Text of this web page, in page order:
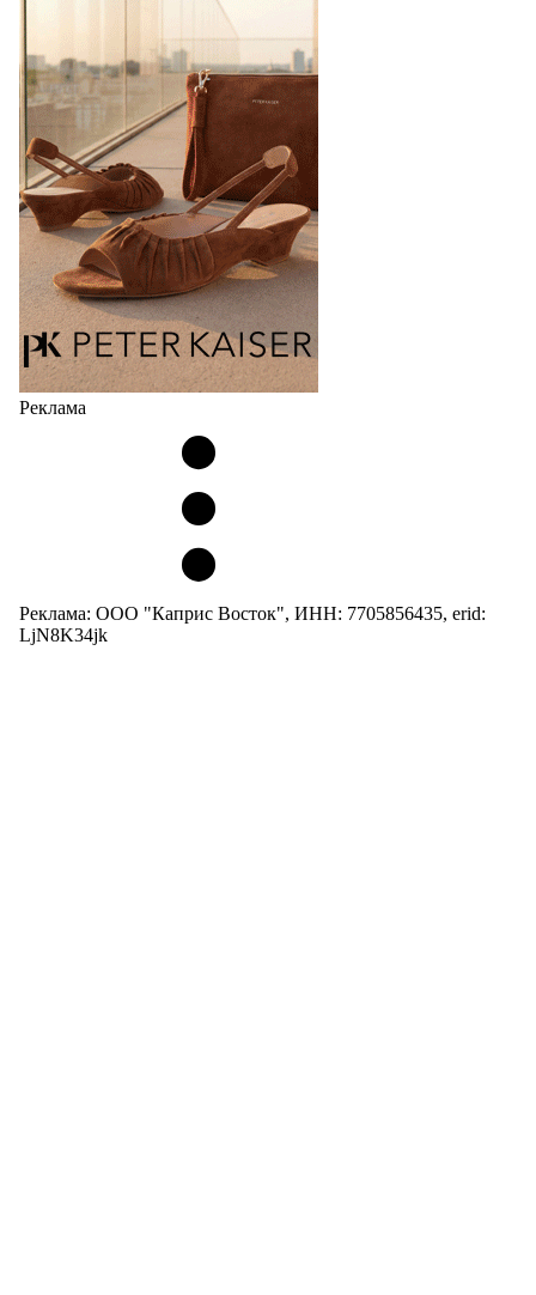
Фабрика зонтов DINIYA является одним из лидеров
продаж на рынке в России, Беларуси и других
странах СНГ. Широкий модельный ряд женских,
мужских, детских и пляжных зонтов в необычном
дизайнерском исполнении, отличается надёжностью
и высоким качеством…
05.08.2026 487
Реклама
Реклама: ООО "Каприс Восток", ИНН: 7705856435, erid:
LjN8K34jk